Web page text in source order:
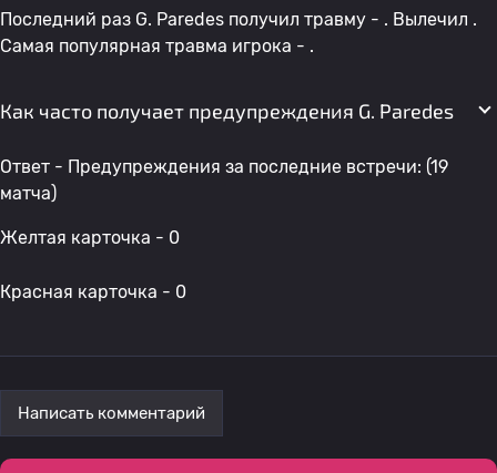
Последний раз G. Paredes получил травму - . Вылечил .
Самая популярная травма игрока - .
Как часто получает предупреждения G. Paredes
Ответ - Предупреждения за последние встречи: (19
матча)
Желтая карточка - 0
Красная карточка - 0
Написать комментарий